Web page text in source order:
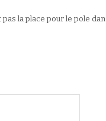
pas la place pour le pole